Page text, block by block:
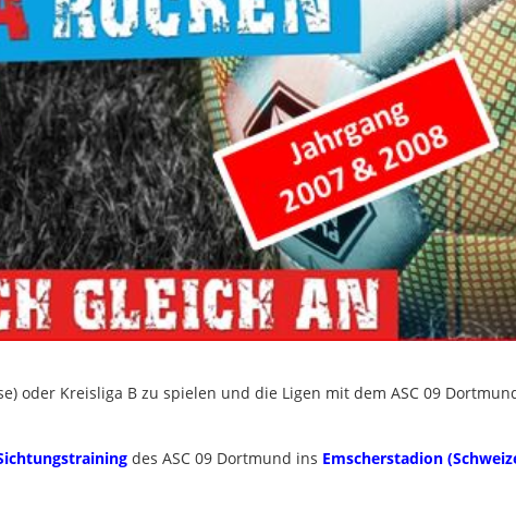
oder Kreisliga B zu spielen und die Ligen mit dem ASC 09
des ASC 09 Dortmund ins Emscherstadion